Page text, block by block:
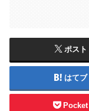
ポスト
はてブ
Pocket